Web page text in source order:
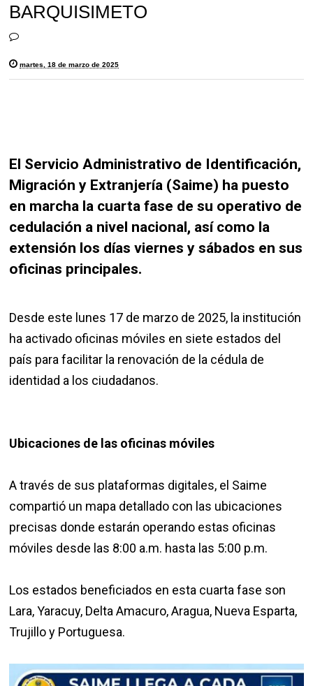
BARQUISIMETO
martes, 18 de marzo de 2025
El Servicio Administrativo de Identificación,
Migración y Extranjería (Saime) ha puesto
en marcha la cuarta fase de su operativo de
cedulación a nivel nacional, así como la
extensión los días viernes y sábados en sus
oficinas principales.
Desde este lunes 17 de marzo de 2025, la institución
ha activado oficinas móviles en siete estados del
país para facilitar la renovación de la cédula de
identidad a los ciudadanos.
Ubicaciones de las oficinas móviles
A través de sus plataformas digitales, el Saime
compartió un mapa detallado con las ubicaciones
precisas donde estarán operando estas oficinas
móviles desde las 8:00 a.m. hasta las 5:00 p.m.
Los estados beneficiados en esta cuarta fase son
Lara, Yaracuy, Delta Amacuro, Aragua, Nueva Esparta,
Trujillo y Portuguesa.